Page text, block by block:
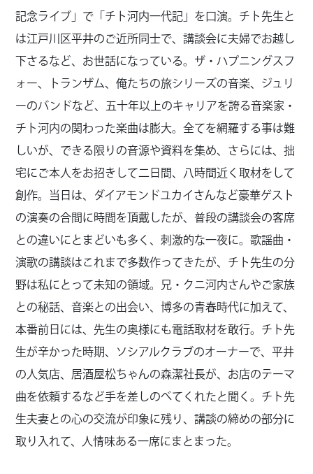
記念ライブ」で「チト河内一代記」を口演。チト先生と
は江戸川区平井のご近所同士で、講談会に夫婦でお越し
下さるなど、お世話になっている。ザ・ハプニングスフ
ォー、トランザム、俺たちの旅シリーズの音楽、ジュリ
ーのバンドなど、五十年以上のキャリアを誇る音楽家・
チト河内の関わった楽曲は膨大。全てを網羅する事は難
しいが、できる限りの音源や資料を集め、さらには、拙
宅にご本人をお招きして二日間、八時間近く取材をして
創作。当日は、ダイアモンドユカイさんなど豪華ゲスト
の演奏の合間に時間を頂戴したが、普段の講談会の客席
との違いにとまどいも多く、刺激的な一夜に。歌謡曲・
演歌の講談はこれまで多数作ってきたが、チト先生の分
野は私にとって未知の領域。兄・クニ河内さんやご家族
との秘話、音楽との出会い、博多の青春時代に加えて、
本番前日には、先生の奥様にも電話取材を敢行。チト先
生が辛かった時期、ソシアルクラブのオーナーで、平井
の人気店、居酒屋松ちゃんの森潔社長が、お店のテーマ
曲を依頼するなど手を差しのべてくれたと聞く。チト先
生夫妻との心の交流が印象に残り、講談の締めの部分に
取り入れて、人情味ある一席にまとまった。